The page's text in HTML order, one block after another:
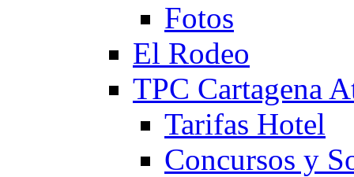
Fotos
El Rodeo
TPC Cartagena
Tarifas Hotel
Concursos y